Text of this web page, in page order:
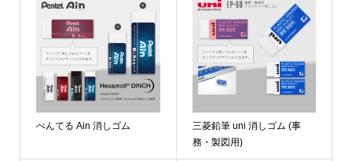
ぺんてる Ain 消しゴム
三菱鉛筆 uni 消しゴム (事
務・製図用)